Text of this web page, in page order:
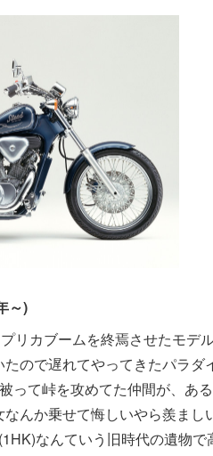
～)
リカブームを終焉させたモデ
ので遅れてやってきたパラ
って峠を攻めてた仲間が、あ
んか乗せて悔しいやら羨ま
なんていう旧時代の遺物